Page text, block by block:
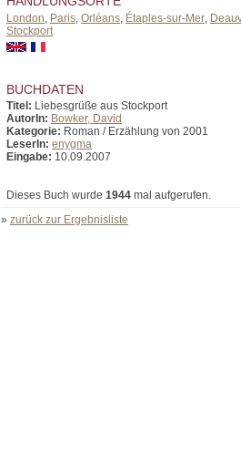
London Paris Orléans Étaples-sur-Mer
Stockport
BUCHDATEN
Titel: Liebesgrüße aus Stockport
AutorIn: Bowker, David
Kategorie: Roman / Erzählung von 2001
LeserIn: enygma
Eingabe: 10.09.2007
Dieses Buch wurde 1944 mal aufgerufen.
» zurück zur Ergebnisliste